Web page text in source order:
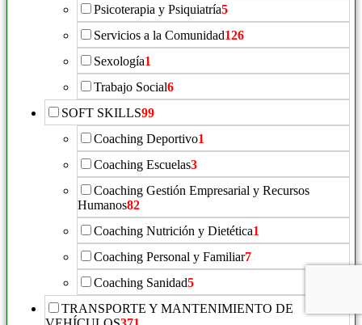
Psicoterapia y Psiquiatría5
Servicios a la Comunidad126
Sexología1
Trabajo Social6
SOFT SKILLS99
Coaching Deportivo1
Coaching Escuelas3
Coaching Gestión Empresarial y Recursos
Humanos82
Coaching Nutrición y Dietética1
Coaching Personal y Familiar7
Coaching Sanidad5
TRANSPORTE Y MANTENIMIENTO DE